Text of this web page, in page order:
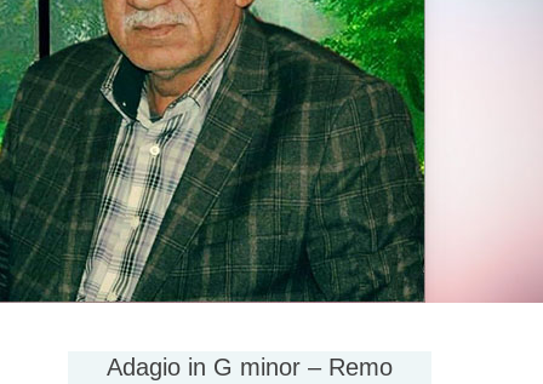
Adagio in G minor – Remo